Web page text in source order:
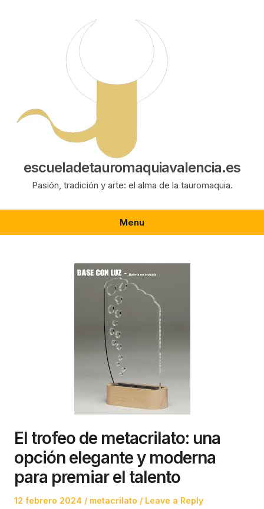
escueladetauromaquiavalencia.es
Pasión, tradición y arte: el alma de la tauromaquia.
Menu
El trofeo de metacrilato: una
opción elegante y moderna
para premiar el talento
Posted
12 febrero 2024
Posted
metacrilato Leave a Reply